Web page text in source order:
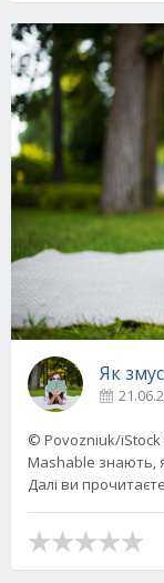
Як
© Povozniuk/iStock
Mashable знають,
Далі ви